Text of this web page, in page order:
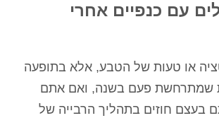
עם כנפיים אחרי
או טעות של הטבע, אלא בתופעה
שמתרחשת פעם בשנה, ואם אתם
בעצם חוזים בתהליך הרבייה של